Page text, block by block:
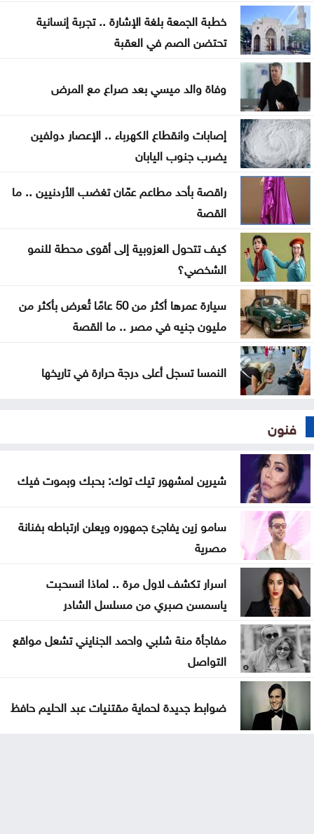
بالقدس
طهران: لا محادثات مباشرة مع واشنطن واستمرار إغلاق
هرمز
تصاريح عمل السوريين بالأردن تتراجع خلال النصف الأول
من العام
المستقلة للانتخاب تعتمد الصحفيين لتغطية انتخابات
غرف الصناعة 2026
استقرار أسعار الذهب في السوق المحلية الأحد
تجارة عمّان: أسعار المستلزمات المدرسية مستقرة
ومتوافرة بكثرة
صندوق الحج يحقق أرباحاً بـ24.9 مليون وموجوداته 448
مليوناً
خطبة الجمعة بلغة الإشارة .. تجربة إنسانية
تحتضن الصم في العقبة
وفاة والد ميسي بعد صراع مع المرض
إصابات وانقطاع الكهرباء .. الإعصار دولفين
يضرب جنوب اليابان
راقصة بأحد مطاعم عمّان تغضب الأردنيين .. ما
القصة
كيف تتحول العزوبية إلى أقوى محطة للنمو
الشخصي؟
سيارة عمرها أكثر من 50 عامًا تُعرض بأكثر من
مليون جنيه في مصر .. ما القصة
النمسا تسجل أعلى درجة حرارة في تاريخها
فنون
شيرين لمشهور تيك توك: بحبك وبموت فيك
سامو زين يفاجئ جمهوره ويعلن ارتباطه بفنانة
مصرية
اسرار تكشف لاول مرة .. لماذا انسحبت
ياسمسن صبري من مسلسل الشادر
مفاجأة منة شلبي واحمد الجنايني تشعل مواقع
التواصل
ضوابط جديدة لحماية مقتنيات عبد الحليم حافظ